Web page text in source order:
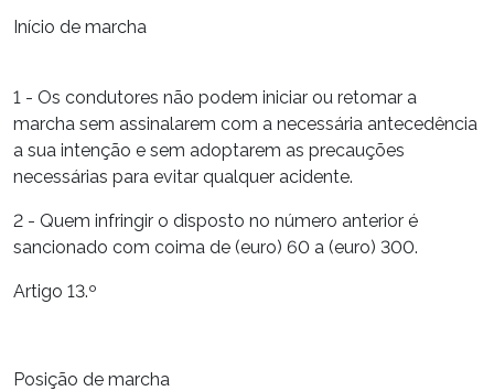
Início de marcha
1 - Os condutores não podem iniciar ou retomar a
marcha sem assinalarem com a necessária antecedência
a sua intenção e sem adoptarem as precauções
necessárias para evitar qualquer acidente.
2 - Quem infringir o disposto no número anterior é
sancionado com coima de (euro) 60 a (euro) 300.
Artigo 13.º
Posição de marcha